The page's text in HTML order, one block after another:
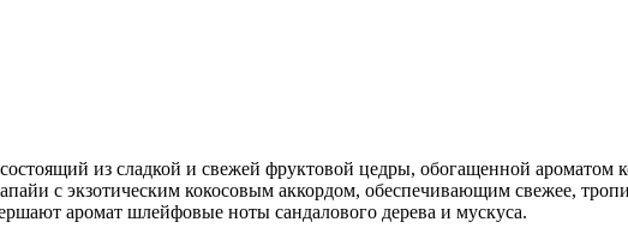
из сладкой и свежей фруктовой цедры, обогащенной ароматом
с экзотическим кокосовым аккордом, обеспечивающим свежее,
аромат шлейфовые ноты сандалового дерева и мускуса.